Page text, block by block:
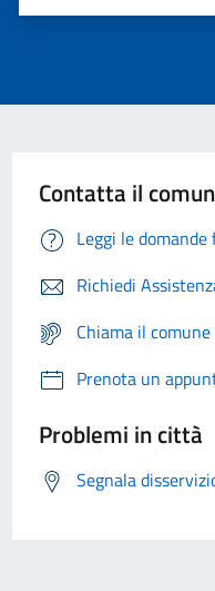
Contatta il
Leggi le
Richiedi
Chiama il
Prenota un
Problemi in città
Segnala